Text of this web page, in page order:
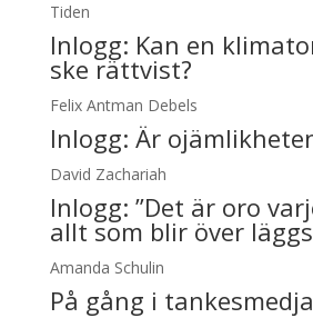
Tiden
Inlogg: Kan en
ske rättvist?
Felix Antman Debels
Inlogg: Är
David Zachariah
Inlogg: ”Det är oro
allt som blir över
Amanda Schulin
På gång i